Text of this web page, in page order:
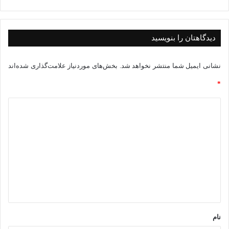
نداریم.
وی ادامه داد: در مقابل، آن‌هایی که گردشگر خارج می‌کنند باید صد
دیدگاهتان را بنویسید
نشانی ایمیل شما منتشر نخواهد شد. بخش‌های موردنیاز علامت‌گذاری شده‌اند
*
نام